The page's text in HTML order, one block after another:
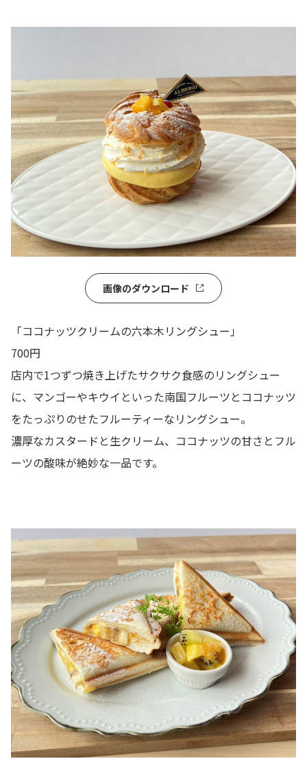
画像のダウンロード
「ココナッツクリームの六本木リングシュー」
700円
店内で1つずつ焼き上げたサクサク食感のリングシュー
に、マンゴーやキウイといった南国フルーツとココナッツ
をたっぷりのせたフルーティーなリングシュー。
濃厚なカスタードと生クリーム、ココナッツの甘さとフル
ーツの酸味が絶妙な一品です。